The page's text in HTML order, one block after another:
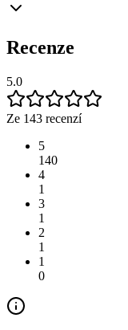
Recenze
5.0
Ze 143 recenzí
5
140
4
1
3
1
2
1
1
0